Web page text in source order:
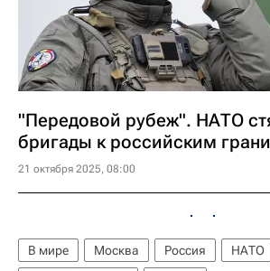
"Передовой рубеж". НАТО
бригады к российским
21 октября 2025, 08:00
В мире Москва Россия
НАТО